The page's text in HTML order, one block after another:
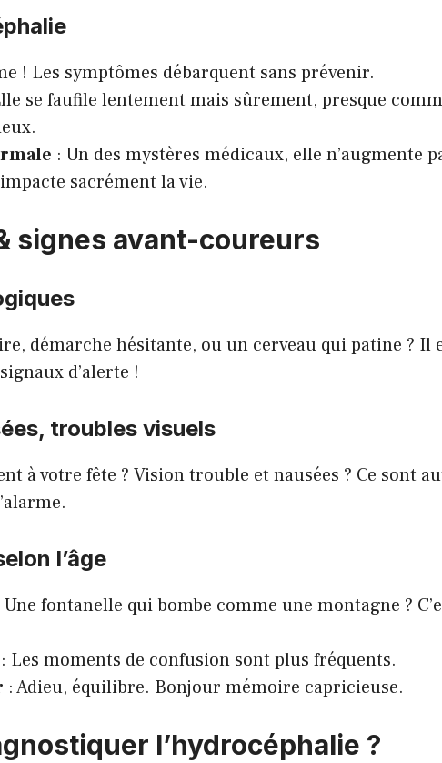
! Les symptômes débarquent sans prévenir.
se faufile lentement mais sûrement, presque
: Un des mystères médicaux, elle n’augmente
sacrément la vie.
signes avant-coureurs
démarche hésitante, ou un cerveau qui patine ? Il
d’alerte !
troubles visuels
à votre fête ? Vision trouble et nausées ? Ce sont
l’âge
Une fontanelle qui bombe comme une montagne ?
: Les moments de confusion sont plus fréquents.
: Adieu, équilibre. Bonjour mémoire capricieuse.
l’hydrocéphalie ?